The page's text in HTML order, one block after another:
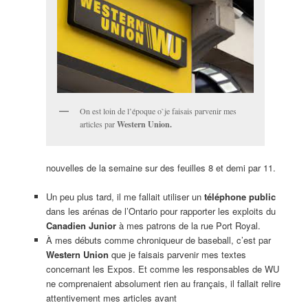
On est loin de l’époque o`je faisais parvenir mes
articles parWestern Union.
nouvelles de la semaine sur des feuilles 8 et demi par 11.
Un peu plus tard, il me fallait utiliser un téléphone public
dans les arénas de l’Ontario pour rapporter les exploits du
Canadien Juniorà mes patrons de la rue Port Royal.
À mes débuts comme chroniqueur de baseball, c’est par
Western Union que je faisais parvenir mes textes
concernant les Expos. Et comme les responsables de WU
ne comprenaient absolument rien au français, il fallait relire
attentivement mes articles avant